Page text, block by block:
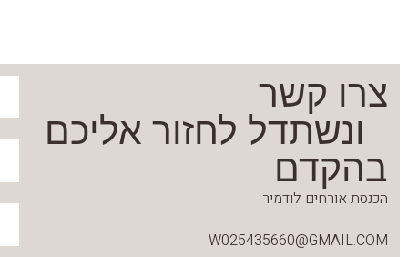
צרו קשר
ונשתדל לחזור אליכם
בהקדם
הכנסת אורחים לודמיר
W025435660@GMAIL.COM